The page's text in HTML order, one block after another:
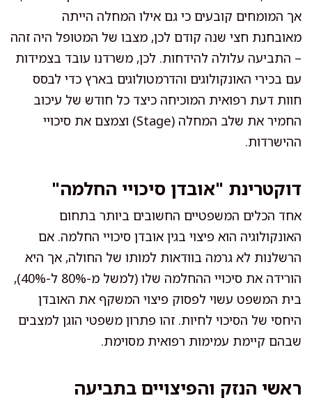
אך המומחים קובעים כי גם אילו המחלה הייתה
מאובחנת חצי שנה קודם לכן, מצבו של המטופל היה זהה
– התביעה עלולה להידחות. לכן, משרדנו עובד בצמידות
עם בכירי האונקולוגים והדרמטולוגים בארץ כדי לבסס
חוות דעת רפואית המוכיחה כיצד כל חודש של עיכוב
החמיר את שלב המחלה (Stage) וצמצם את סיכויי
ההישרדות.
דוקטרינת "אובדן סיכויי החלמה"
אחד הכלים המשפטיים החשובים ביותר בתחום
האונקולוגיה הוא פיצוי בגין אובדן סיכויי החלמה. אם
הרשלנות לא גרמה בוודאות למותו של החולה, אך היא
הורידה את סיכויי ההחלמה שלו (למשל מ-80% ל-40%),
בית המשפט עשוי לפסוק פיצוי המשקף את האובדן
היחסי של הסיכוי לחיות. זהו פתרון משפטי הוגן למצבים
שבהם קיימת עמימות רפואית מסוימת.
ראשי הנזק והפיצויים בתביעה